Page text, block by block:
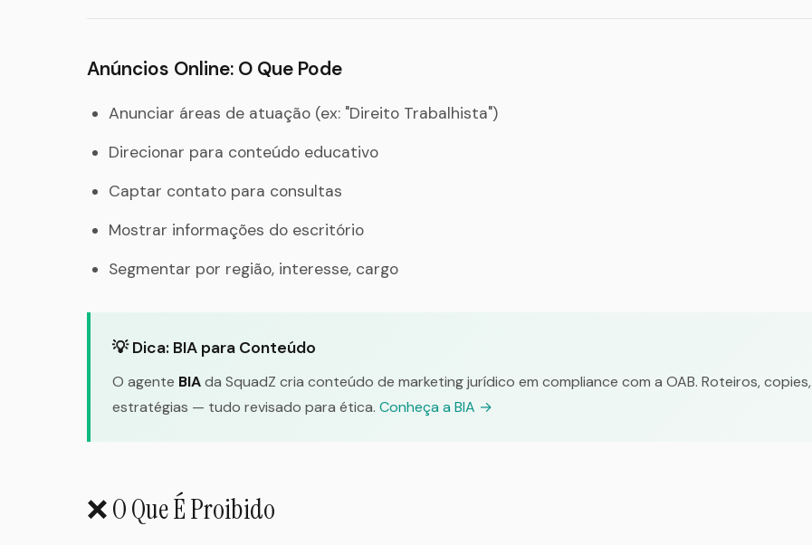
Anúncios Online: O Que Pode
Anunciar áreas de atuação (ex: "Direito Trabalhista")
Direcionar para conteúdo educativo
Captar contato para consultas
Mostrar informações do escritório
Segmentar por região, interesse, cargo
💡 Dica: BIA para Conteúdo
O agente BIAda SquadZ cria conteúdo de marketing jurídico em compliance com a OAB. Roteiros, copies,
estratégias — tudo revisado para ética. Conheça a BIA →
❌ O Que É Proibido